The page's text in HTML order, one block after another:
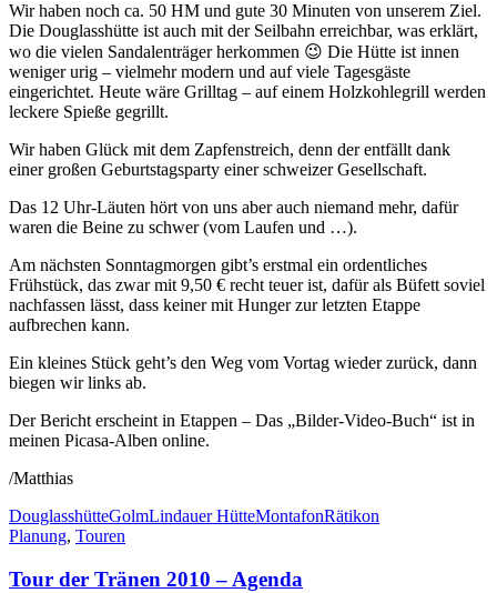
Wir haben noch ca. 50 HM und gute 30 Minuten von unserem Ziel.
Die Douglasshütte ist auch mit der Seilbahn erreichbar, was erklärt,
wo die vielen Sandalenträger herkommen 😉 Die Hütte ist innen
weniger urig – vielmehr modern und auf viele Tagesgäste
eingerichtet. Heute wäre Grilltag – auf einem Holzkohlegrill werden
leckere Spieße gegrillt.
Wir haben Glück mit dem Zapfenstreich, denn der entfällt dank
einer großen Geburtstagsparty einer schweizer Gesellschaft.
Das 12 Uhr-Läuten hört von uns aber auch niemand mehr, dafür
waren die Beine zu schwer (vom Laufen und …).
Am nächsten Sonntagmorgen gibt’s erstmal ein ordentliches
Frühstück, das zwar mit 9,50 € recht teuer ist, dafür als Büfett soviel
nachfassen lässt, dass keiner mit Hunger zur letzten Etappe
aufbrechen kann.
Ein kleines Stück geht’s den Weg vom Vortag wieder zurück, dann
biegen wir links ab.
Der Bericht erscheint in Etappen – Das „Bilder-Video-Buch“ ist in
meinen Picasa-Alben online.
/Matthias
DouglasshütteGolmLindauer HütteMontafonRätikon
Planung, Touren
Tour der Tränen 2010 – Agenda